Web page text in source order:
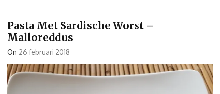
Pasta Met Sardische Worst –
Malloreddus
On 26 februari 2018